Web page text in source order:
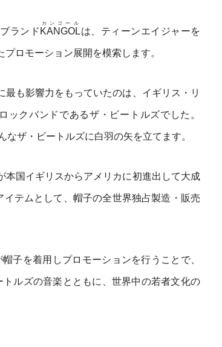
ランド KANGOL
カンゴール
は、ティーンエイジャーを
プロモーション展開を模索します。
最も影響力をもっていたのは、イギリス・リ
ックバンドであるザ・ビートルズでした。
なザ・ビートルズに白羽の矢を立てます。
本国イギリスからアメリカに初進出して大成
テムとして、帽子の全世界独占製造・販売
子を着用しプロモーションを行うことで、
ルズの音楽とともに、世界中の若者文化の